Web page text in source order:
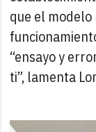
que el
“ensayo y
ti”, lamenta